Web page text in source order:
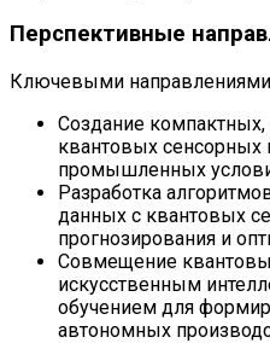
Перспективные
Ключевыми направлениями
Создание
квантовых сенсорных
промышленных
Разработка
данных с квантовых
прогнозирования и
Совмещение
искусственным
обучением для
автономных